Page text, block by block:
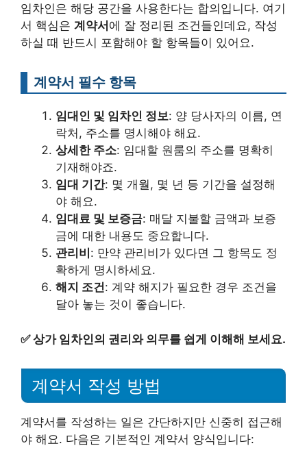
임차인은 해당 공간을 사용한다는 합의입니다. 여기
서 핵심은 계약서 에 잘 정리된 조건들인데요, 작성
하실 때 반드시 포함해야 할 항목들이 있어요.
계약서 필수 항목
임대인 및 임차인 정보: 양 당사자의 이름, 연
락처, 주소를 명시해야 해요.
상세한 주소: 임대할 원룸의 주소를 명확히
기재해야죠.
임대 기간: 몇 개월, 몇 년 등 기간을 설정해
야 해요.
임대료 및 보증금: 매달 지불할 금액과 보증
금에 대한 내용도 중요합니다.
관리비 : 만약 관리비가 있다면 그 항목도 정
확하게 명시하세요.
해지 조건: 계약 해지가 필요한 경우 조건을
달아 놓는 것이 좋습니다.
✅상가 임차인의 권리와 의무를 쉽게 이해해 보세요.
계약서 작성 방법
계약서를 작성하는 일은 간단하지만 신중히 접근해
야 해요. 다음은 기본적인 계약서 양식입니다: